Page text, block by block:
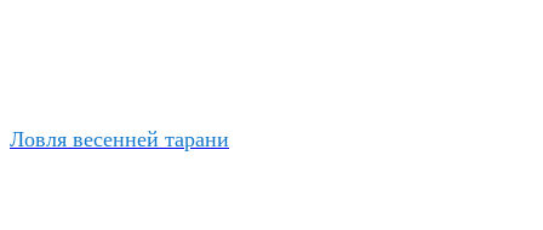
Ловля весенней тарани